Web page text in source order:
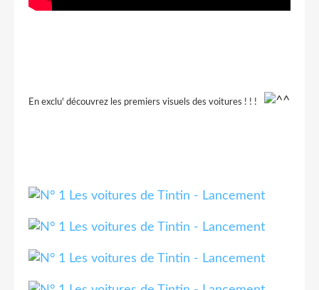
En exclu' découvrez les premiers visuels des voitures ! ! !